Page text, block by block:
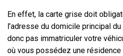
En effet, la carte grise doit
l’adresse du domicile principal du
donc pas immatriculer votre
où vous possédez une résidence